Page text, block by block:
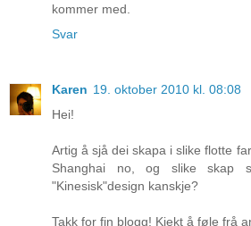
kommer med.
Svar
Karen 19. oktober 2010 kl. 08:08
Hei!
Artig å sjå dei skapa i slike flotte
Shanghai no, og slike skap
"Kinesisk"design kanskje?
Takk for fin blogg! Kjekt å føle frå